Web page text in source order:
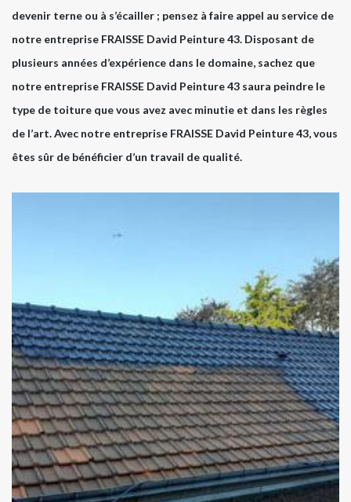
devenir terne ou à s’écailler ; pensez à faire appel au service de
notre entreprise FRAISSE David Peinture 43. Disposant de
plusieurs années d’expérience dans le domaine, sachez que
notre entreprise FRAISSE David Peinture 43 saura peindre le
type de toiture que vous avez avec minutie et dans les règles
de l’art. Avec notre entreprise FRAISSE David Peinture 43, vous
êtes sûr de bénéficier d’un travail de qualité.